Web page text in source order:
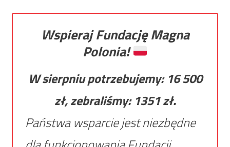
Wspieraj Fundację Magna
Polonia!
W sierpniu potrzebujemy: 16 500
zł, zebraliśmy: 1351zł.
Państwa wsparcie jest niezbędne